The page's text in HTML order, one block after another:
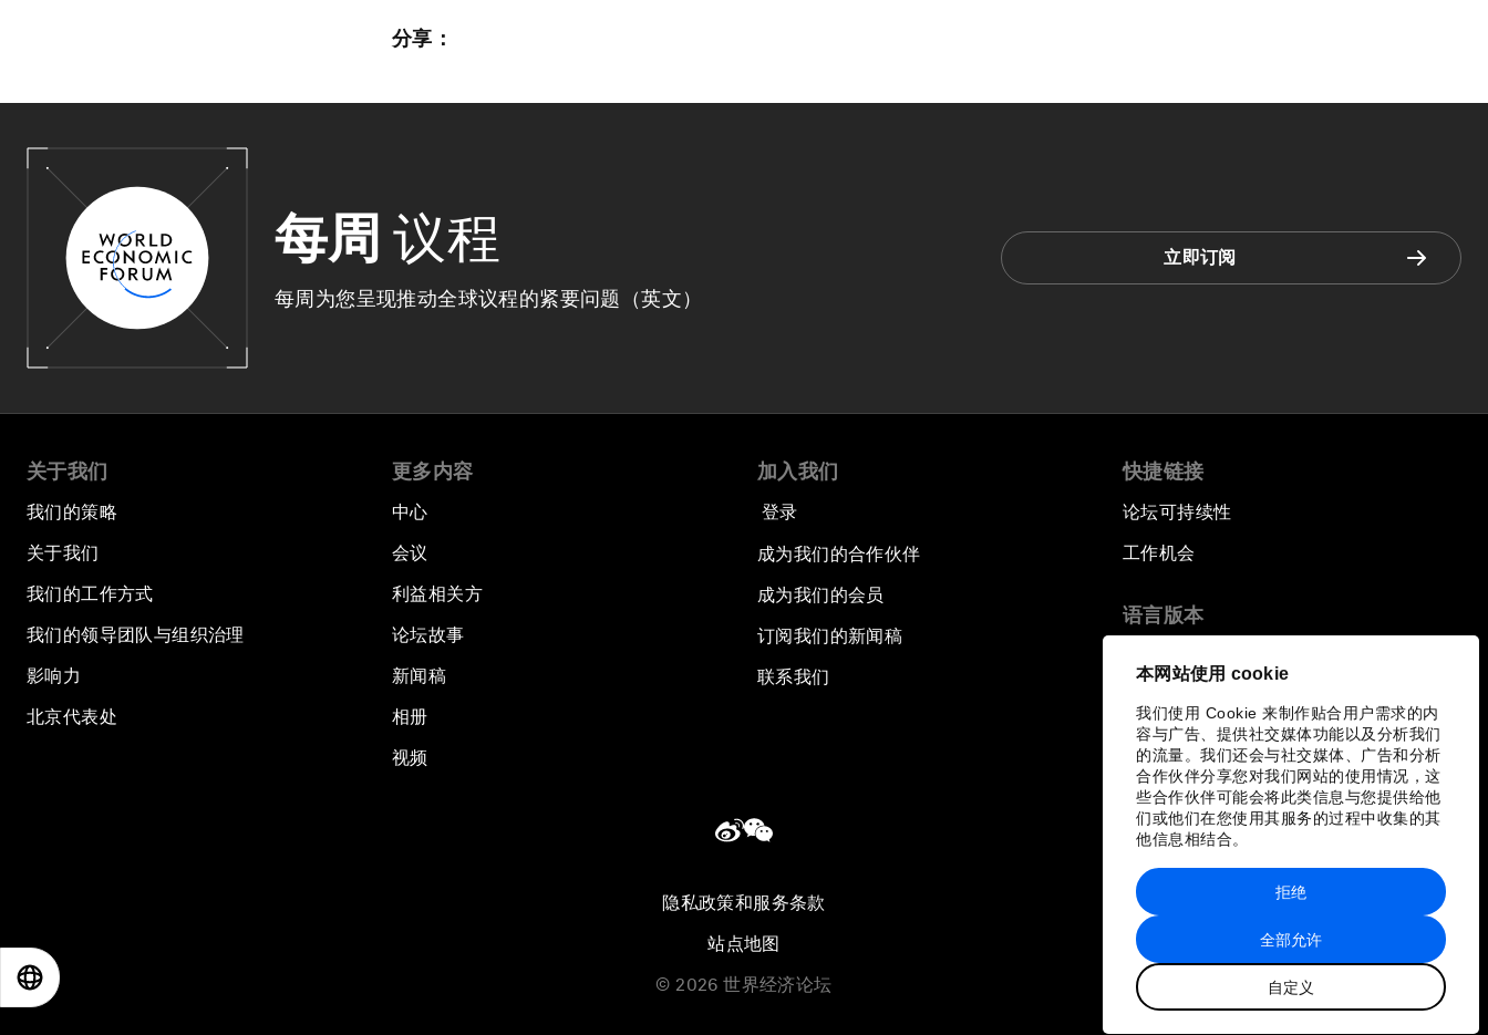
本网站使用 cookie
我们使用 Cookie 来制作贴合用户需求的内
容与广告、提供社交媒体功能以及分析我们
的流量。我们还会与社交媒体、广告和分析
合作伙伴分享您对我们网站的使用情况，这
些合作伙伴可能会将此类信息与您提供给他
们或他们在您使用其服务的过程中收集的其
他信息相结合。
全部允许
自定义
拒绝
分享：
每周 议程
每周为您呈现推动全球议程的紧要问题（英文）
立即订阅
关于我们
我们的策略
关于我们
我们的工作方式
我们的领导团队与组织治理
影响力
北京代表处
更多内容
中心
会议
利益相关方
论坛故事
新闻稿
相册
视频
加入我们
登录
成为我们的合作伙伴
成为我们的会员
订阅我们的新闻稿
联系我们
快捷链接
论坛可持续性
工作机会
语言版本
隐私政策和服务条款
站点地图
© 2026 世界经济论坛